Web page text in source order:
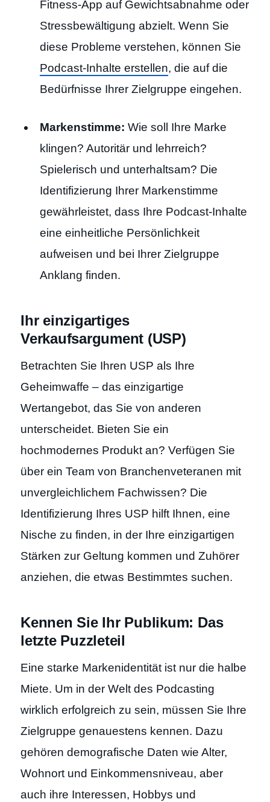
Fitness-App auf Gewichtsabnahme oder
Stressbewältigung abzielt. Wenn Sie
diese Probleme verstehen, können Sie
Podcast-Inhalte erstellen, die auf die
Bedürfnisse Ihrer Zielgruppe eingehen.
Markenstimme: Wie soll Ihre Marke
klingen? Autoritär und lehrreich?
Spielerisch und unterhaltsam? Die
Identifizierung Ihrer Markenstimme
gewährleistet, dass Ihre Podcast-Inhalte
eine einheitliche Persönlichkeit
aufweisen und bei Ihrer Zielgruppe
Anklang finden.
Ihr einzigartiges
Verkaufsargument (USP)
Betrachten Sie Ihren USP als Ihre
Geheimwaffe – das einzigartige
Wertangebot, das Sie von anderen
unterscheidet. Bieten Sie ein
hochmodernes Produkt an? Verfügen Sie
über ein Team von Branchenveteranen mit
unvergleichlichem Fachwissen? Die
Identifizierung Ihres USP hilft Ihnen, eine
Nische zu finden, in der Ihre einzigartigen
Stärken zur Geltung kommen und Zuhörer
anziehen, die etwas Bestimmtes suchen.
Kennen Sie Ihr Publikum: Das
letzte Puzzleteil
Eine starke Markenidentität ist nur die halbe
Miete. Um in der Welt des Podcasting
wirklich erfolgreich zu sein, müssen Sie Ihre
Zielgruppe genauestens kennen. Dazu
gehören demografische Daten wie Alter,
Wohnort und Einkommensniveau, aber
auch ihre Interessen, Hobbys und